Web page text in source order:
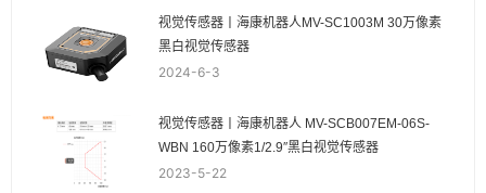
视觉传感器丨海康机器人MV-SC1003M 30万像素
黑白视觉传感器
2024-6-3
视觉传感器丨海康机器人 MV-SCB007EM-06S-
WBN 160万像素1/2.9″黑白视觉传感器
2023-5-22